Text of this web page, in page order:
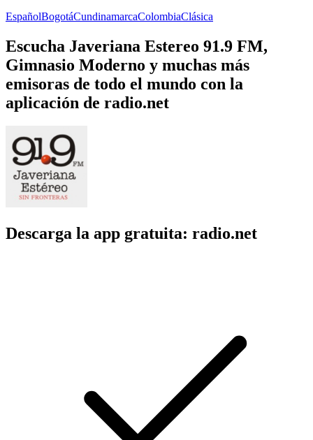
EspañolBogotáCundinamarcaColombiaClásica
Escucha Javeriana Estereo 91.9 FM,
Gimnasio Moderno y muchas más
emisoras de todo el mundo con la
aplicación de radio.net
Descarga la app gratuita: radio.net